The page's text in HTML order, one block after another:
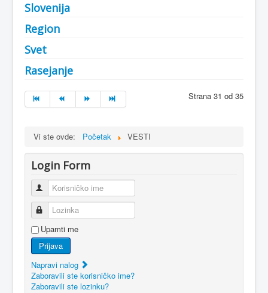
Slovenija
Region
Svet
Rasejanje
Strana 31 od 35
Vi ste ovde: Početak VESTI
Login Form
Korisničko ime
Lozinka
Upamti me
Prijava
Napravi nalog
Zaboravili ste korisničko ime?
Zaboravili ste lozinku?